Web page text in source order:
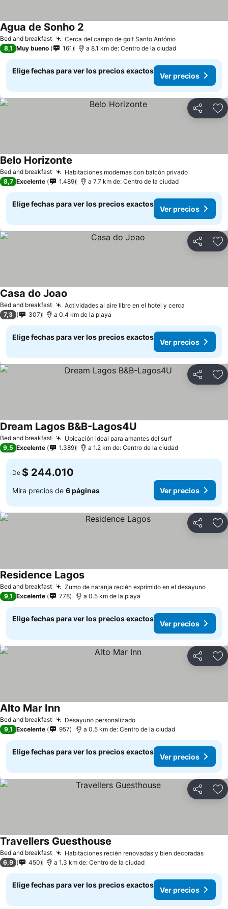
Bed and breakfast Cerca del campo de golf Santo AntónioVer precios
Agua de Sonho 2
8,1 Muy bueno 161 a 8.1 km de: Centro de la ciudad
Elige fechas para ver los precios exactos
Ver precios
Compartir
Bed and breakfast Habitaciones modernas con balcón privadoVer
Belo Horizonte
8,7 Excelente 1.489 a 7.7 km de: Centro de la ciudad
Elige fechas para ver los precios exactos
Ver precios
Compartir
Bed and breakfast Actividades al aire libre en el hotel y cerca
Casa do Joao
7,3 307 a 0.4 km de la playa
Elige fechas para ver los precios exactos
Ver precios
Compartir
Bed and breakfast Ubicación ideal para amantes del surfVer precios
Dream Lagos B&B-Lagos4U
9,5 Excelente 1.389 a 1.2 km de: Centro de la ciudad
De $ 244.010
Mira precios de 6 páginas Ver precios
Compartir
Bed and breakfast Zumo de naranja recién exprimido en el desayunoVer
Residence LagosVer precios
9,1 Excelente 778 a 0.5 km de la playa
Elige fechas para ver los precios exactos
Ver precios
Compartir
Bed and breakfast Desayuno personalizadoVer precios
Alto Mar InnVer precios
9,1 Excelente 957 a 0.5 km de: Centro de la ciudad
Elige fechas para ver los precios exactos
Ver precios
Compartir
Bed and breakfast Habitaciones recién renovadas y bien decoradasVer
Travellers Guesthouse
6,9 450 a 1.3 km de: Centro de la ciudad
Elige fechas para ver los precios exactos
Ver precios